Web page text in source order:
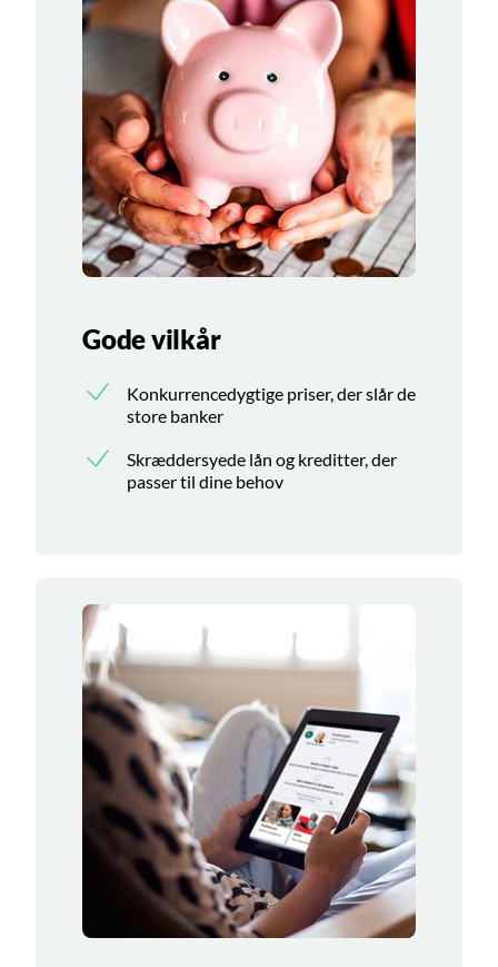
Gode vilkår
Konkurrencedygtige priser, der slår de
store banker
Skræddersyede lån og kreditter, der
passer til dine behov